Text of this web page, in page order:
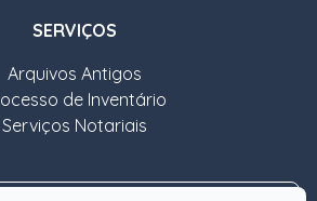
SERVIÇOS
Arquivos Antigos
de Inventário
Serviços Notariais